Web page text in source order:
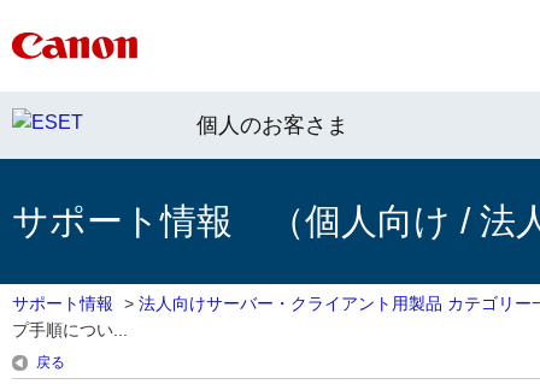
個人のお客さま
サポート情報 （個人向け / 法
サポート情報 > 法人向けサーバー・クライアント用製品 カテゴリー
プ手順につい...
戻る